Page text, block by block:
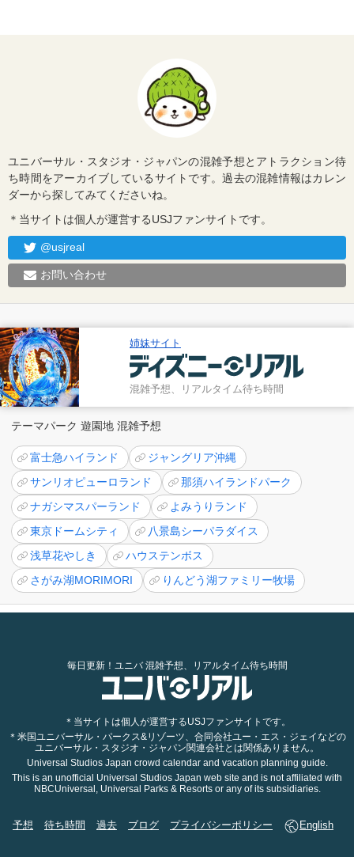
ユニバーサル・スタジオ・ジャパンの混雑予想とアトラクション待
ち時間をアーカイブしているサイトです。過去の混雑情報はカレン
ダーから探してみてくださいね。
＊当サイトは個人が運営するUSJファンサイトです。
@usjreal
お問い合わせ
姉妹サイト
混雑予想、リアルタイム待ち時間
テーマパーク 遊園地 混雑予想
富士急ハイランド
ジャングリア沖縄
サンリオピューロランド
那須ハイランドパーク
ナガシマスパーランド
よみうりランド
東京ドームシティ
八景島シーパラダイス
浅草花やしき
ハウステンボス
さがみ湖MORIMORI
りんどう湖ファミリー牧場
毎日更新！ユニバ 混雑予想、リアルタイム待ち時間
＊当サイトは個人が運営するUSJファンサイトです。
＊米国ユニバーサル・パークス&リゾーツ、合同会社ユー・エス・ジェイなどの
ユニバーサル・スタジオ・ジャパン関連会社とは関係ありません。
Universal Studios Japan crowd calendar and vacation planning guide.
This is an unofficial Universal Studios Japan web site and is not affiliated with
NBCUniversal, Universal Parks & Resorts or any of its subsidiaries.
予想 待ち時間 過去 ブログ プライバシーポリシー English